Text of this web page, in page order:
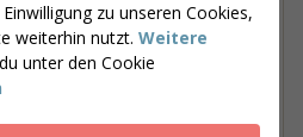
zu unseren Cookies,
weiterhin nutzt. Weitere
unter den Cookie
Phase 2B
frischer Feige und